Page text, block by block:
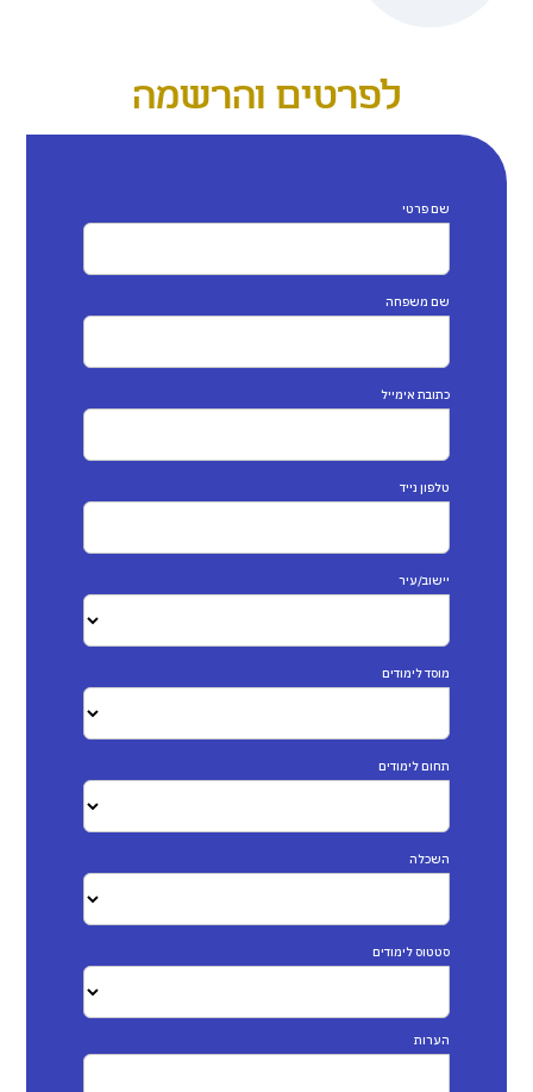
לפרטים והרשמה
שם פרטי
שם משפחה
כתובת אימייל
טלפון נייד
יישוב/עיר
מוסד לימודים
תחום לימודים
השכלה
סטטוס לימודים
הערות